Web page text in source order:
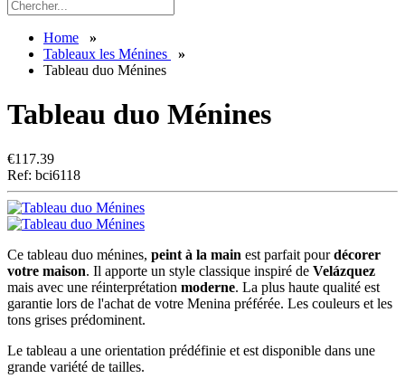
Home
»
Tableaux les Ménines
»
Tableau duo Ménines
Tableau duo Ménines
€117.39
Ref: bci6118
Ce tableau duo ménines, peint à la main est parfait pourdécorer
votre maison. Il apporte un style classique inspiré de Velázquez
mais avec une réinterprétation moderne. La plus haute qualité est
garantie lors de l'achat de votre Menina préférée. Les couleurs et les
tons grises prédominent.
Le tableau a une orientation prédéfinie et est disponible dans une
grande variété de tailles.